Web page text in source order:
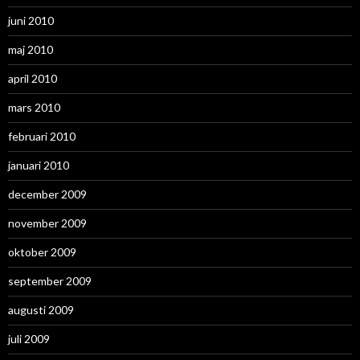
juni 2010
maj 2010
april 2010
mars 2010
februari 2010
januari 2010
december 2009
november 2009
oktober 2009
september 2009
augusti 2009
juli 2009